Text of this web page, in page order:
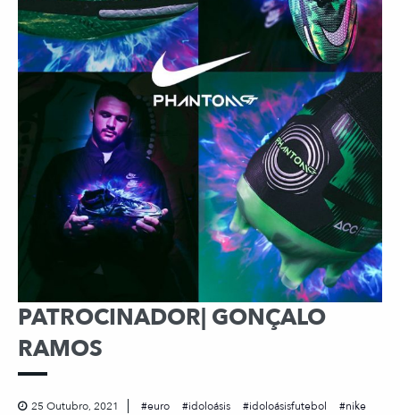
PATROCINADOR| GONÇALO
RAMOS
25 Outubro, 2021 euro idoloásis idoloásisfutebol nike